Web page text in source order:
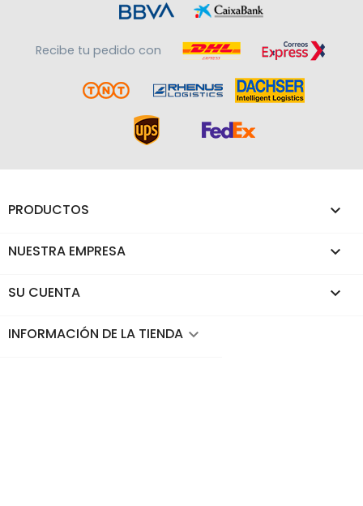
Recibe tu pedido con
PRODUCTOS 
NUESTRA EMPRESA 
SU CUENTA 
INFORMACIÓN DE LA TIENDA keyboard_arrow_down